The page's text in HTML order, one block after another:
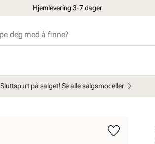
Hjemlevering 3-7 dager
Sluttspurt på salget! Se alle salgsmodeller